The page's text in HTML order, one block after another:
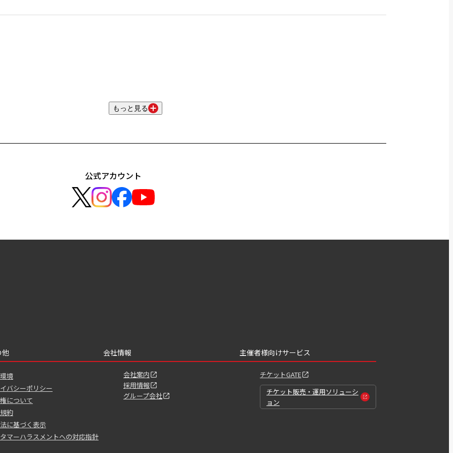
もっと見る
公式アカウント
他
境
バシーポリシー
について
約
に基づく表示
マーハラスメントへの対応指針
会社情報
会社案内
採用情報
グループ会社
主催者様向けサービス
チケットGATE
チケット販売・運用ソリューシ
ョン